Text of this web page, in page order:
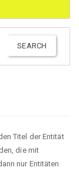
SEARCH
Titel der Entität
die mit
nur Entitäten